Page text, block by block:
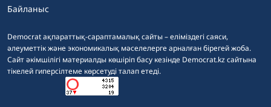
Democrat ақпараттық-сараптамалық сайты – еліміздегі саяси,
әлеуметтік және экономикалық мәселелерге арналған бірегей жоба.
Сайт әкімшілігі материалды көшіріп басу кезінде Democrat.kz сайтына
тікелей гиперсілтеме көрсетуді талап етеді.
Байланыс